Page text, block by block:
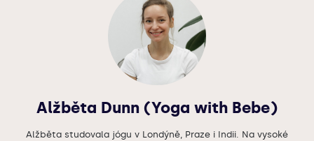
Alžběta Dunn (Yoga with Bebe)
Alžběta studovala jógu v Londýně, Praze i Indii. Na vysoké